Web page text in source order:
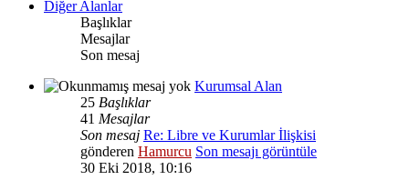
Diğer Alanlar
Başlıklar
Mesajlar
Son mesaj
Kurumsal Alan
25 Başlıklar
41 Mesajlar
Son mesaj Re: Libre ve Kurumlar İlişkisi
gönderen Hamurcu Son mesajı görüntüle
30 Eki 2018, 10:16